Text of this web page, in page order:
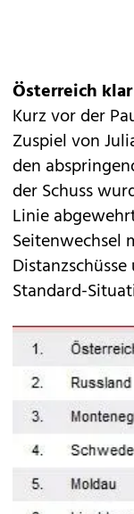
Österreich
Kurz vor der
Zuspiel von
den
der Schuss
Linie
Seitenwechsel
Standard-